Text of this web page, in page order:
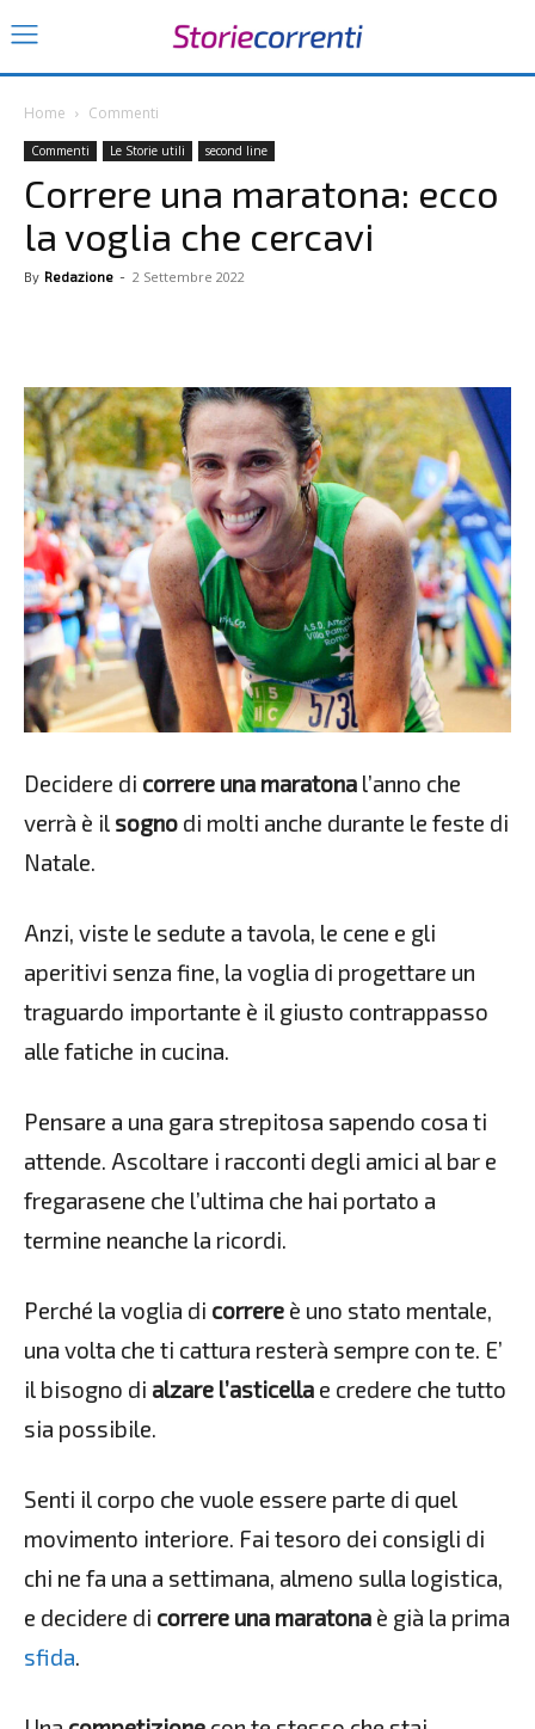
Home Commenti
Commenti Le Storie utili second line
Correre una maratona: ecco
la voglia che cercavi
By Redazione - 2 Settembre 2022
Decidere di correre una maratona l’anno che
verrà è il sogno di molti anche durante le feste di
Natale.
Anzi, viste le sedute a tavola, le cene e gli
aperitivi senza fine, la voglia di progettare un
traguardo importante è il giusto contrappasso
alle fatiche in cucina.
Pensare a una gara strepitosa sapendo cosa ti
attende. Ascoltare i racconti degli amici al bar e
fregarasene che l’ultima che hai portato a
termine neanche la ricordi.
Perché la voglia di correre è uno stato mentale,
una volta che ti cattura resterà sempre con te. E’
il bisogno di alzare l’asticella e credere che tutto
sia possibile.
Senti il corpo che vuole essere parte di quel
movimento interiore. Fai tesoro dei consigli di
chi ne fa una a settimana, almeno sulla logistica,
e decidere di correre una maratona è già la prima
sfida.